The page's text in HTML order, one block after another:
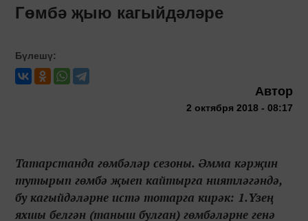
Гөмбә җыю кагыйдәләре
Бүлешү:
Автор
2 октября 2018 - 08:17
Татарстанда гөмбәләр сезоны. Әмма кәрҗин
тутырып гөмбә җыеп кайтырга ниятләгәндә,
бу кагыйдәләрне истә тотарга кирәк: 1.Үзең
яхшы белгән (таныш булган) гөмбәләрне генә